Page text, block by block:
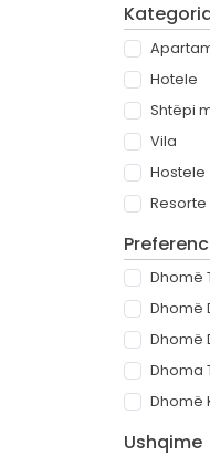
Hotele
Shtëpi
Vila
Hostele
Resorte
Dhomë
Dhomë
Dhomë
Dhoma
Dhomë
Ushqime